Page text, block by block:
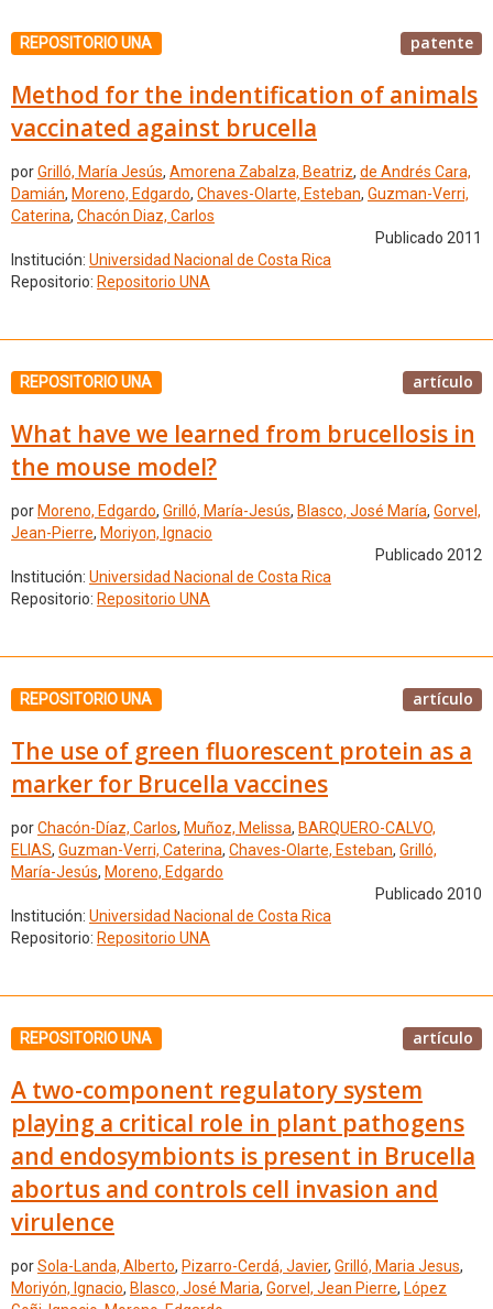
REPOSITORIO UNA patente
Method for the indentification of animals
vaccinated against brucella
porGrilló, María Jesús, Amorena Zabalza, Beatriz, de Andrés Cara,
Damián, Moreno, Edgardo, Chaves-Olarte, Esteban, Guzman-Verri,
Caterina, Chacón Diaz, Carlos
Publicado 2011
Institución: Universidad Nacional de Costa Rica
Repositorio: Repositorio UNA
REPOSITORIO UNA artículo
What have we learned from brucellosis in
the mouse model?
por Moreno, Edgardo, Grilló, María-Jesús, Blasco, José María, Gorvel,
Jean-Pierre, Moriyon, Ignacio
Publicado 2012
Institución: Universidad Nacional de Costa Rica
Repositorio: Repositorio UNA
REPOSITORIO UNA artículo
The use of green fluorescent protein as a
marker for Brucella vaccines
porChacón-Díaz, Carlos, Muñoz, Melissa, BARQUERO-CALVO,
ELIAS, Guzman-Verri, Caterina, Chaves-Olarte, Esteban, Grilló,
María-Jesús, Moreno, Edgardo
Publicado 2010
Institución: Universidad Nacional de Costa Rica
Repositorio: Repositorio UNA
REPOSITORIO UNA artículo
A two-component regulatory system
playing a critical role in plant pathogens
and endosymbionts is present in Brucella
abortus and controls cell invasion and
virulence
porSola-Landa, Alberto, Pizarro-Cerdá, Javier, Grilló, Maria Jesus,
Moriyón, Ignacio, Blasco, José Maria, Gorvel, Jean Pierre, López